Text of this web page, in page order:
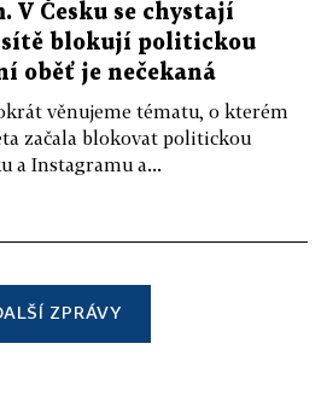
V Česku se chystají
sítě blokují politickou
oběť je nečekaná
věnujeme tématu, o kterém
začala blokovat politickou
a Instagramu a...
ZPRÁVY